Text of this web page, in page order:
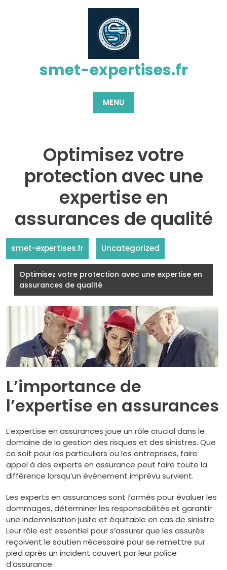
smet-expertises.fr
MENU
Optimisez votre
protection avec une
expertise en
assurances de qualité
smet-expertises.fr Uncategorized
Optimisez votre protection avec une expertise en
assurances de qualité
L’importance de
l’expertise en assurances
L’expertise en assurances joue un rôle crucial dans le
domaine de la gestion des risques et des sinistres. Que
ce soit pour les particuliers ou les entreprises, faire
appel à des experts en assurance peut faire toute la
différence lorsqu’un événement imprévu survient.
Les experts en assurances sont formés pour évaluer les
dommages, déterminer les responsabilités et garantir
une indemnisation juste et équitable en cas de sinistre.
Leur rôle est essentiel pour s’assurer que les assurés
reçoivent le soutien nécessaire pour se remettre sur
pied après un incident couvert par leur police
d’assurance.